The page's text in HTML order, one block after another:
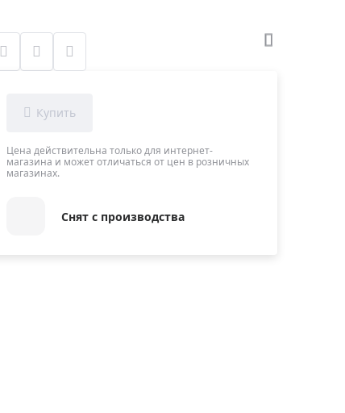
Приборы неразрушающего контроля
Приборы теплового контроля
Детекторы проводки
Лазерные дальномеры
Цена действительна только для интернет-
магазина и может отличаться от цен в розничных
магазинах.
Снят с производства